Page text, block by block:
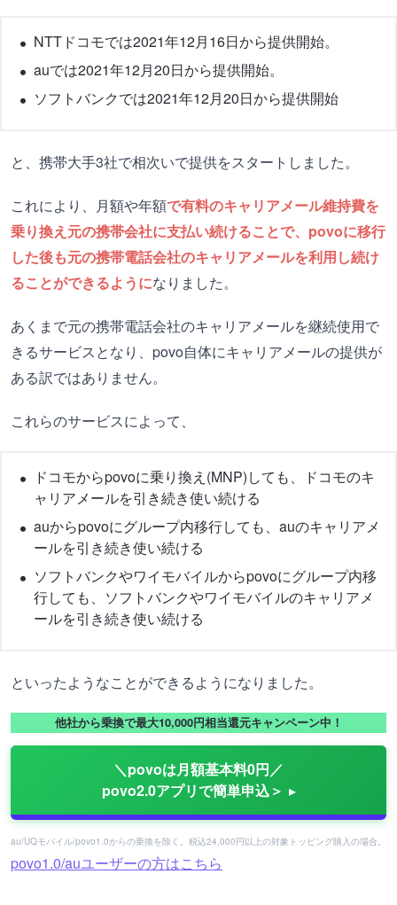
NTTドコモでは2021年12月16日から提供開始。
auでは2021年12月20日から提供開始。
ソフトバンクでは2021年12月20日から提供開始
と、携帯大手3社で相次いで提供をスタートしました。
これにより、月額や年額で有料のキャリアメール維持費を
乗り換え元の携帯会社に支払い続けることで、povoに移行
した後も元の携帯電話会社のキャリアメールを利用し続け
ることができるようになりました。
あくまで元の携帯電話会社のキャリアメールを継続使用で
きるサービスとなり、povo自体にキャリアメールの提供が
ある訳ではありません。
これらのサービスによって、
ドコモからpovoに乗り換え(MNP)しても、ドコモのキ
ャリアメールを引き続き使い続ける
auからpovoにグループ内移行しても、auのキャリアメ
ールを引き続き使い続ける
ソフトバンクやワイモバイルからpovoにグループ内移
行しても、ソフトバンクやワイモバイルのキャリアメ
ールを引き続き使い続ける
といったようなことができるようになりました。
他社から乗換で最大10,000円相当還元キャンペーン中！
＼povoは月額基本料0円／
povo2.0アプリで簡単申込＞
au/UQモバイル/povo1.0からの乗換を除く。税込24,000円以上の対象トッピング購入の場合。
povo1.0/auユーザーの方はこちら